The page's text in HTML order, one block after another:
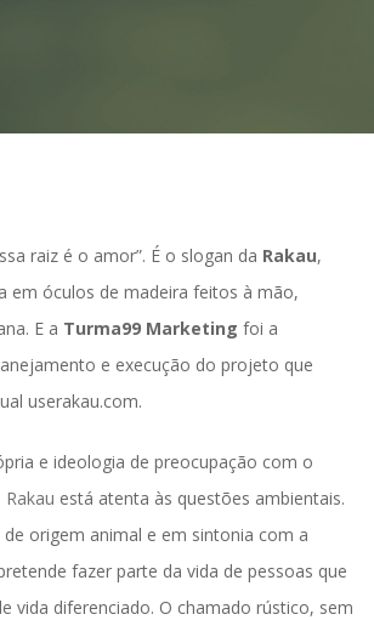
raiz é o amor”. É o slogan da Rakau,
em óculos de madeira feitos à mão,
E a Turma99 Marketing foi a
e execução do projeto que
userakau.com.
e ideologia de preocupação com o
Rakau está atenta às questões ambientais.
origem animal e em sintonia com a
fazer parte da vida de pessoas que
vida diferenciado. O chamado rústico, sem